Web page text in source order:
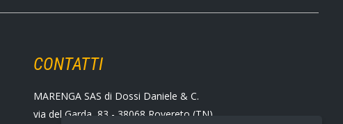
CONTATTI
MARENGA SAS di Dossi Daniele & C.
via del Garda, 83 - 38068 Rovereto (TN)